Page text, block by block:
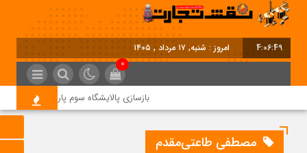
4:06:50 امروز : شنبه, ۱۷ مرداد , ۱۴۰۵
0
بازسازی پالایشگاه سوم پارس جنوبی کلید
مصطفی طاعتی‌مقدم